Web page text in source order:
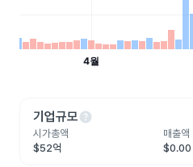
기업규모help
시가총액
$52억
매출액
$0.00